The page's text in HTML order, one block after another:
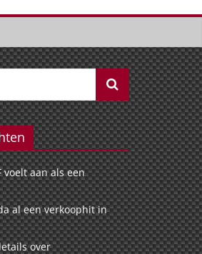
voelt aan als een
al een verkoophit in
over